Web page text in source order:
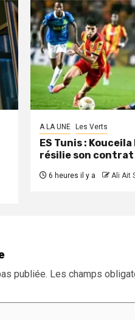
A LA UNE Les Verts
ES Tunis :
résilie son contrat
6 heures il y a Ali Ait
publiée. Les champs